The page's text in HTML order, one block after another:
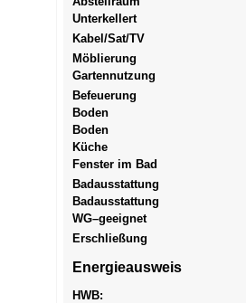
Unterkellert
Kabel/Sat/TV
Möblierung
Gartennutzung
Befeuerung
Boden
Boden
Küche
Fenster im Bad
Badausstattung
Badausstattung
WG–geeignet
Erschließung
Energieausweis
HWB: